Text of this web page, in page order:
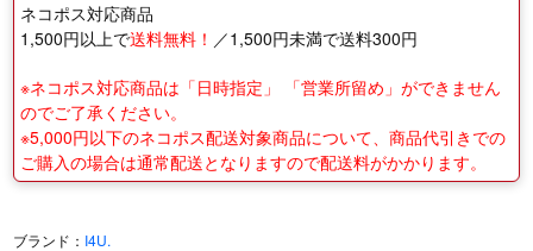
ネコポス対応商品
1,500円以上で送料無料！ ／1,500円未満で送料300円
※ネコポス対応商品は「日時指定」 「営業所留め」ができません
のでご了承ください。
※5,000円以下のネコポス配送対象商品について、商品代引きでの
ご購入の場合は通常配送となりますので配送料がかかります。
ブランド： I4U.